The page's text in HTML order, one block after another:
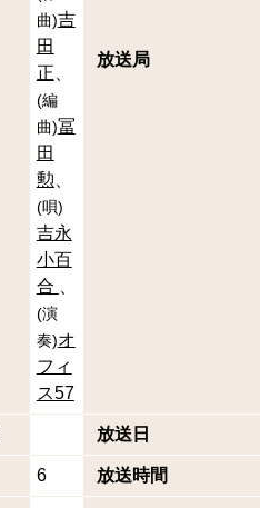
曲)吉
田
正
(編
曲)冨
田
勲
(唄)
吉永
小百
合
(演
奏)オ
フィ
ス57
放送局
放送日
6 放送時間